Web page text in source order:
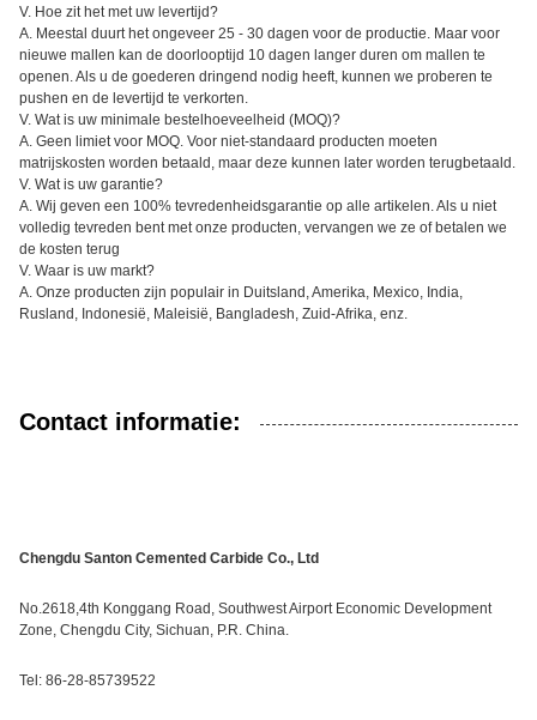
V. Hoe zit het met uw levertijd?
A. Meestal duurt het ongeveer 25 - 30 dagen voor de productie. Maar voor
nieuwe mallen kan de doorlooptijd 10 dagen langer duren om mallen te
openen. Als u de goederen dringend nodig heeft, kunnen we proberen te
pushen en de levertijd te verkorten.
V. Wat is uw minimale bestelhoeveelheid (MOQ)?
A. Geen limiet voor MOQ. Voor niet-standaard producten moeten
matrijskosten worden betaald, maar deze kunnen later worden terugbetaald.
V. Wat is uw garantie?
A. Wij geven een 100% tevredenheidsgarantie op alle artikelen. Als u niet
volledig tevreden bent met onze producten, vervangen we ze of betalen we
de kosten terug
V. Waar is uw markt?
A. Onze producten zijn populair in Duitsland, Amerika, Mexico, India,
Rusland, Indonesië, Maleisië, Bangladesh, Zuid-Afrika, enz.
Contact informatie:
Chengdu Santon Cemented Carbide Co., Ltd
No.2618,4th Konggang Road, Southwest Airport Economic Development
Zone, Chengdu City, Sichuan, P.R. China.
Tel: 86-28-85739522